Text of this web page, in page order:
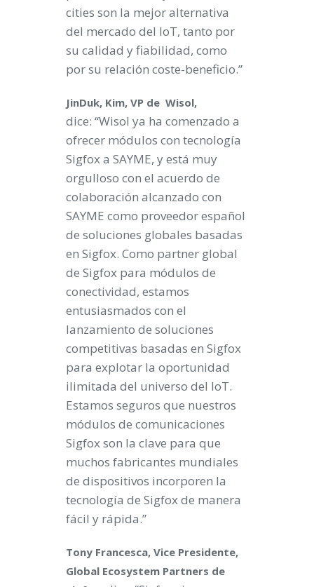
cities son la mejor alternativa
del mercado del IoT, tanto por
su calidad y fiabilidad, como
por su relación coste-beneficio.”
JinDuk, Kim, VP de Wisol,
dice: “Wisol ya ha comenzado a
ofrecer módulos con tecnología
Sigfox a SAYME, y está muy
orgulloso con el acuerdo de
colaboración alcanzado con
SAYME como proveedor español
de soluciones globales basadas
en Sigfox. Como partner global
de Sigfox para módulos de
conectividad, estamos
entusiasmados con el
lanzamiento de soluciones
competitivas basadas en Sigfox
para explotar la oportunidad
ilimitada del universo del IoT.
Estamos seguros que nuestros
módulos de comunicaciones
Sigfox son la clave para que
muchos fabricantes mundiales
de dispositivos incorporen la
tecnología de Sigfox de manera
fácil y rápida.”
Tony Francesca, Vice Presidente,
Global Ecosystem Partners de